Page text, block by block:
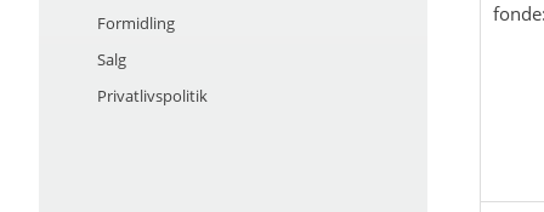
Formidling
Salg
Privatlivspolitik